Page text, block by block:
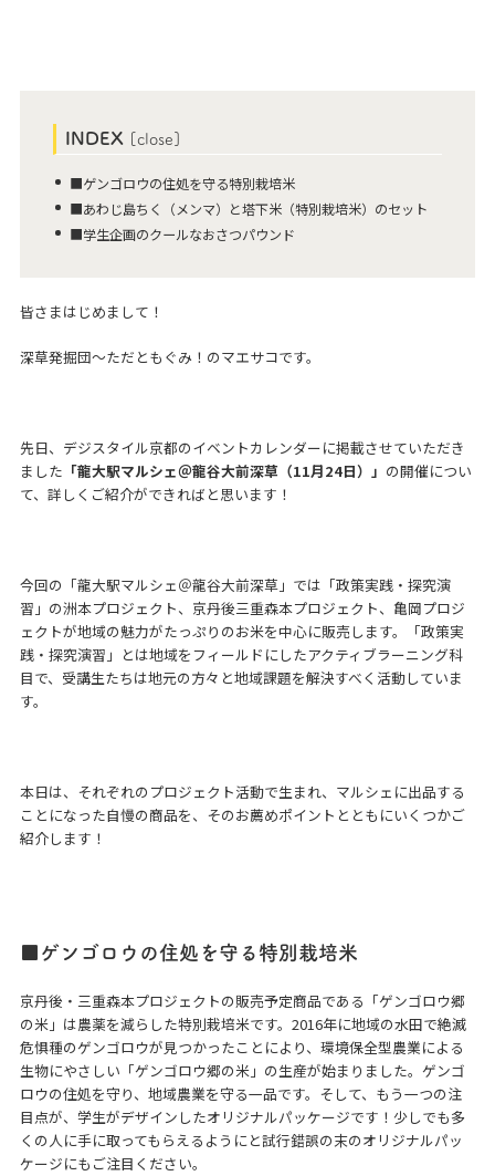
INDEX [ close ]
■ゲンゴロウの住処を守る特別栽培米
■あわじ島ちく（メンマ）と塔下米（特別栽培米）のセット
■学生企画のクールなおさつパウンド
皆さまはじめまして！
深草発掘団〜ただともぐみ！のマエサコです。
先日、デジスタイル京都のイベントカレンダーに掲載させていただき
ました 「龍大駅マルシェ＠龍谷大前深草（11月24日）」 の開催につい
て、詳しくご紹介ができればと思います！
今回の「龍大駅マルシェ＠龍谷大前深草」では「政策実践・探究演
習」の洲本プロジェクト、京丹後三重森本プロジェクト、亀岡プロジ
ェクトが地域の魅力がたっぷりのお米を中心に販売します。「政策実
践・探究演習」とは地域をフィールドにしたアクティブラーニング科
目で、受講生たちは地元の方々と地域課題を解決すべく活動していま
す。
本日は、それぞれのプロジェクト活動で生まれ、マルシェに出品する
ことになった自慢の商品を、そのお薦めポイントとともにいくつかご
紹介します！
■ゲンゴロウの住処を守る特別栽培米
京丹後・三重森本プロジェクトの販売予定商品である「ゲンゴロウ郷
の米」は農薬を減らした特別栽培米です。2016年に地域の水田で絶滅
危惧種のゲンゴロウが見つかったことにより、環境保全型農業による
生物にやさしい「ゲンゴロウ郷の米」の生産が始まりました。ゲンゴ
ロウの住処を守り、地域農業を守る一品です。そして、もう一つの注
目点が、学生がデザインしたオリジナルパッケージです！少しでも多
くの人に手に取ってもらえるようにと試行錯誤の末のオリジナルパッ
ケージにもご注目ください。